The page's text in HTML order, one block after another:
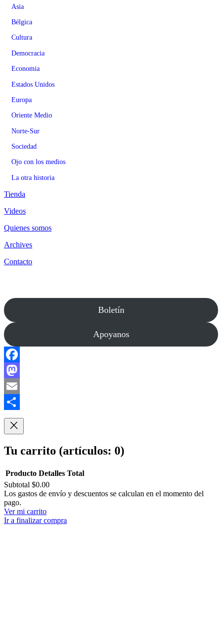
Asia
Bélgica
Cultura
Democracia
Economia
Estados Unidos
Europa
Oriente Medio
Norte-Sur
Sociedad
Ojo con los medios
La otra historia
Tienda
Videos
Quienes somos
Archives
Contacto
Boletín
Apoyanos
Facebook
Mastodon
Email
Compartir
Tu carrito (artículos: 0)
Productos
del
carrito
Producto Detalles Total
Subtotal $0.00
Los gastos de envío y descuentos se calculan en el momento del
pago.
Ver mi carrito
Ir a finalizar compra